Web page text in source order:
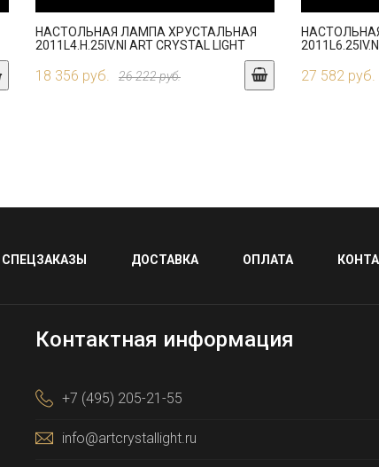
НАСТОЛЬНАЯ ЛАМПА ХРУСТАЛЬНАЯ
2011L4.H.25IV.NI ART CRYSTAL LIGHT
18 356 руб. 26 222 руб. 27 582 руб.
ДОСТАВКА ОПЛАТА
Контактная информация
+7 (495) 205-21-55
info@artcrystallight.ru